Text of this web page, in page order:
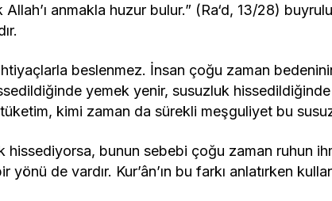
anmakla huzur bulur.” (Ra‘d, 13/28)
beslenmez. İnsan çoğu zaman
yemek yenir, susuzluk
kimi zaman da sürekli meşguliyet bu
bunun sebebi çoğu zaman ruhun
de vardır. Kur’ân’ın bu farkı anlatırken